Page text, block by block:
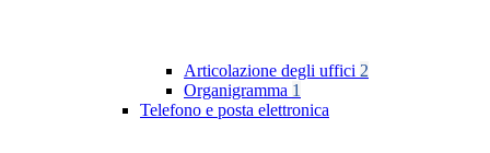
Articolazione degli uffici 2
Organigramma 1
Telefono e posta elettronica